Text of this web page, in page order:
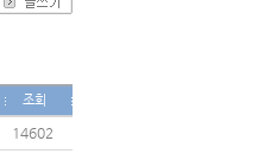
조회
14602